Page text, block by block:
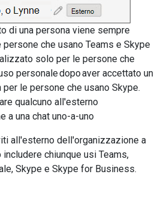
di una persona viene sempre
che usano Teams e Skype
solo per le persone che
personale dopo aver accettato un
per le persone che usano Skype.
qualcuno all'esterno
a una chat uno-a-uno
all'esterno dell'organizzazione a
includere chiunque usi Teams,
Skype e Skype for Business.